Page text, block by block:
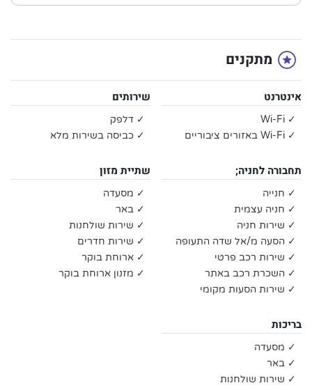
מתקנים
אינטרנט
✓ Wi-Fi
✓ Wi-Fi באזורים ציבוריים
שירותים
✓ דלפק
✓ כביסה בשירות מלא
תחבורה לחניה;
✓ חנייה
✓ חניה עצמית
✓ שירות חניה
✓ הסעה מ/אל שדה התעופה
✓ שירות רכב פרטי
✓ השכרת רכב באתר
✓ שירות הסעות מקומי
שתיית מזון
✓ מסעדה
✓ באר
✓ שירות שולחנות
✓ שירות חדרים
✓ ארוחת בוקר
✓ מזנון ארוחת בוקר
בריכות
✓ מסעדה
✓ באר
✓ שירות שולחנות